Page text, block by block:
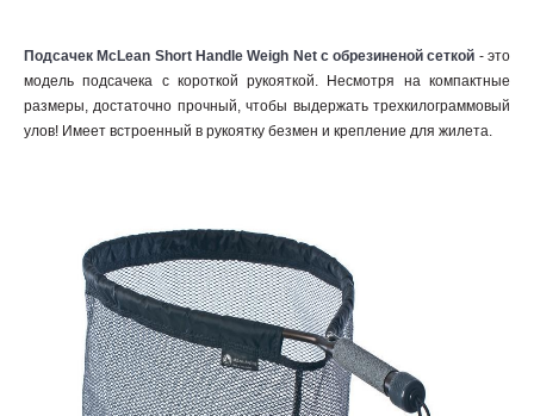
Подсачек McLean Short Handle Weigh Net с обрезиненой сеткой - это
модель подсачека с короткой рукояткой. Несмотря на компактные
размеры, достаточно прочный, чтобы выдержать трехкилограммовый
улов! Имеет встроенный в рукоятку безмен и крепление для жилета.